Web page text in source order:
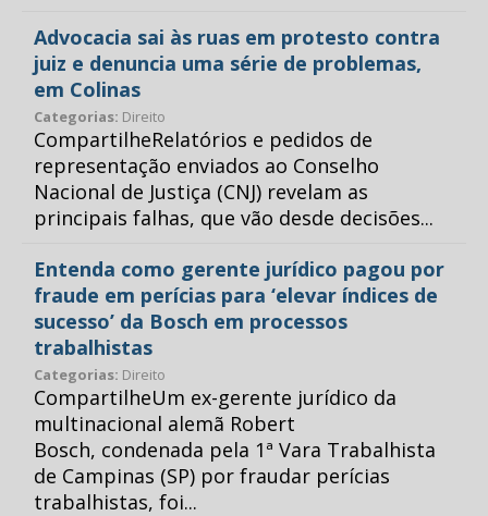
Advocacia sai às ruas em protesto contra
juiz e denuncia uma série de problemas,
em Colinas
Categorias: Direito
CompartilheRelatórios e pedidos de
representação enviados ao Conselho
Nacional de Justiça (CNJ) revelam as
principais falhas, que vão desde decisões...
Entenda como gerente jurídico pagou por
fraude em perícias para ‘elevar índices de
sucesso’ da Bosch em processos
trabalhistas
Categorias: Direito
CompartilheUm ex-gerente jurídico da
multinacional alemã Robert
Bosch, condenada pela 1ª Vara Trabalhista
de Campinas (SP) por fraudar perícias
trabalhistas, foi...